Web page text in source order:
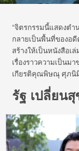
“จิตรกรรมนี้แสดงต
กลายเป็นพื้นที่ของอ
สร้างให้เป็นหนังสือเ
เรื่องราวความเป็นม
เกียรติคุณพิษณุ ศุภนิ
รัฐ เปลี่ยน